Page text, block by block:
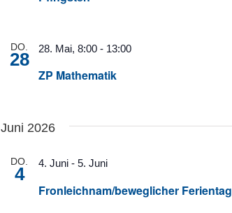
DO.
28
ZP Mathematik
28. Mai, 8:00- 13:00
Juni 2026
DO.
4
Fronleichnam/beweglicher Ferientag
4. Juni- 5. Juni